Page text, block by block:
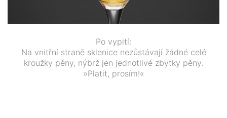
Po vypití:
Na vnitřní straně sklenice nezůstávají žádné celé
kroužky pěny, nýbrž jen jednotlivé zbytky pěny.
»Platit, prosím!«